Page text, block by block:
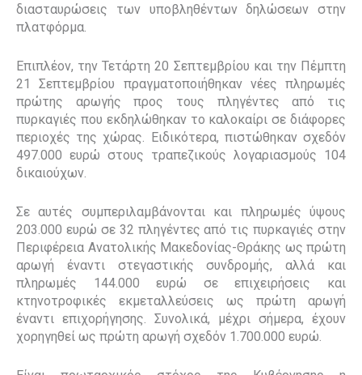
διασταυρώσεις των υποβληθέντων δηλώσεων στην
πλατφόρμα.
Επιπλέον, την Τετάρτη 20 Σεπτεμβρίου και την Πέμπτη
21 Σεπτεμβρίου πραγματοποιήθηκαν νέες πληρωμές
πρώτης αρωγής προς τους πληγέντες από τις
πυρκαγιές που εκδηλώθηκαν το καλοκαίρι σε διάφορες
περιοχές της χώρας. Ειδικότερα, πιστώθηκαν σχεδόν
497.000 ευρώ στους τραπεζικούς λογαριασμούς 104
δικαιούχων.
Σε αυτές συμπεριλαμβάνονται και πληρωμές ύψους
203.000 ευρώ σε 32 πληγέντες από τις πυρκαγιές στην
Περιφέρεια Ανατολικής Μακεδονίας-Θράκης ως πρώτη
αρωγή έναντι στεγαστικής συνδρομής, αλλά και
πληρωμές 144.000 ευρώ σε επιχειρήσεις και
κτηνοτροφικές εκμεταλλεύσεις ως πρώτη αρωγή
έναντι επιχορήγησης. Συνολικά, μέχρι σήμερα, έχουν
χορηγηθεί ως πρώτη αρωγή σχεδόν 1.700.000 ευρώ.